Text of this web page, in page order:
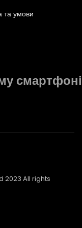
та умови
смартфоні
2023 All rights